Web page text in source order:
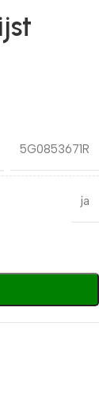
5G0853671R
ja